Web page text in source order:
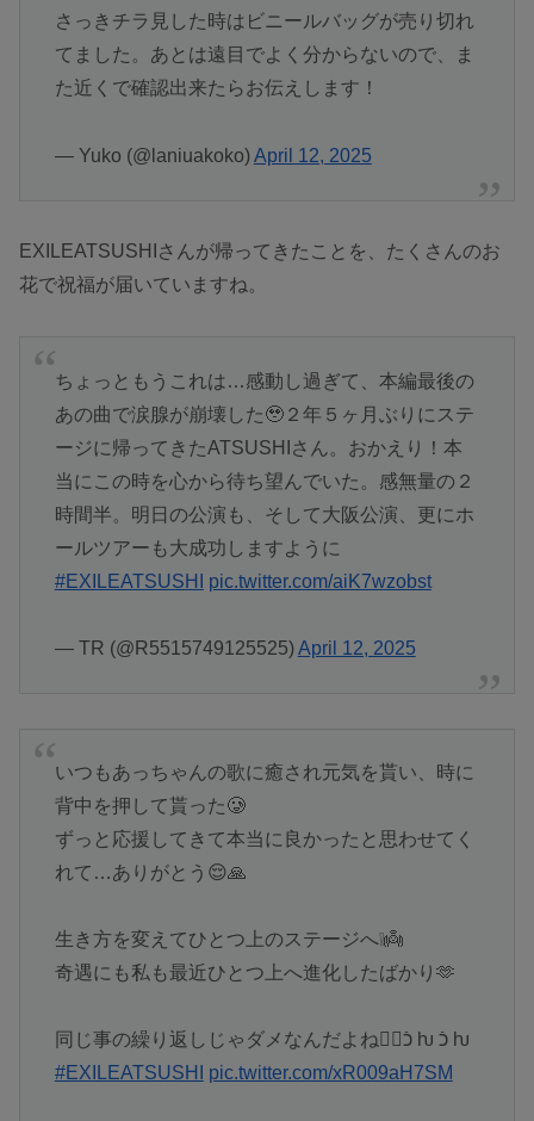
さっきチラ見した時はビニールバッグが売り切れ
てました。あとは遠目でよく分からないので、ま
た近くで確認出来たらお伝えします！
— Yuko (@laniuakoko)April 12, 2025
EXILEATSUSHIさんが帰ってきたことを、たくさんのお
花で祝福が届いていますね。
ちょっともうこれは…感動し過ぎて、本編最後の
あの曲で涙腺が崩壊した🥹２年５ヶ月ぶりにステ
ージに帰ってきたATSUSHIさん。おかえり！本
当にこの時を心から待ち望んでいた。感無量の２
時間半。明日の公演も、そして大阪公演、更にホ
ールツアーも大成功しますように
#EXILEATSUSHI
pic.twitter.com/aiK7wzobst
— TR (@R5515749125525)April 12, 2025
いつもあっちゃんの歌に癒され元気を貰い、時に
背中を押して貰った🥲
ずっと応援してきて本当に良かったと思わせてく
れて…ありがとう😌🙏
生き方を変えてひとつ上のステージへ❕👼
奇遇にも私も最近ひとつ上へ進化したばかり🫶
同じ事の繰り返しじゃダメなんだよね🙂‍↕️כֿ ƕ כֿ ƕ
#EXILEATSUSHI
pic.twitter.com/xR009aH7SM